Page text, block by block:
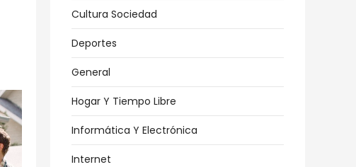
Cultura Sociedad
Deportes
General
Hogar Y Tiempo Libre
Informática Y Electrónica
Internet